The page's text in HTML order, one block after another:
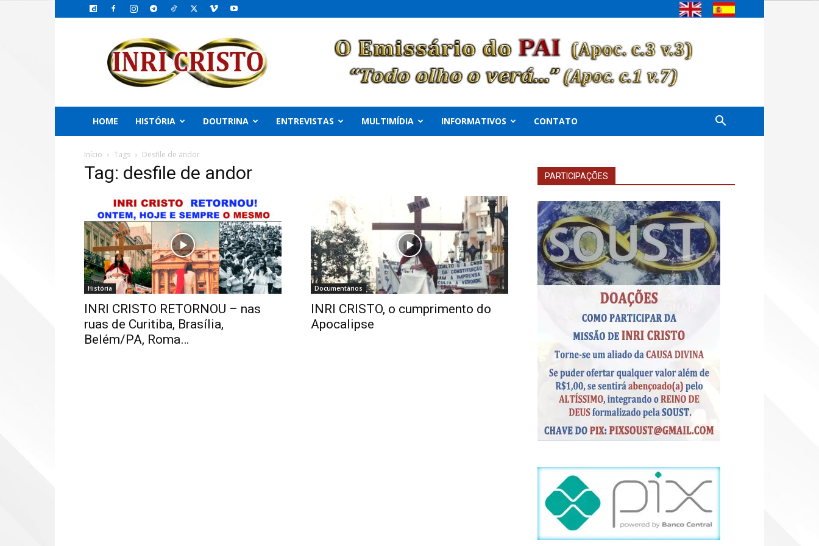
INRI
CRISTO,
Emissário
PAI
HOME
HISTÓRIA DOUTRINA ENTREVISTAS MULTIMÍDIA INFORMATIVOS CONTATO
Início Tags Desfile de andor
Tag: desfile de andor
História
INRI CRISTO RETORNOU – nas
ruas de Curitiba, Brasília,
Belém/PA, Roma…
Documentários
INRI CRISTO, o cumprimento do
Apocalipse
PARTICIPAÇÕES